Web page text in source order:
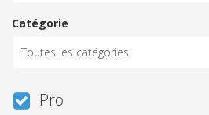
Catégorie
Pro